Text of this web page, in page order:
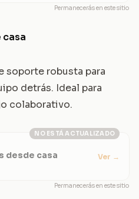
Permanecerás en este sitio
soporte robusta para
detrás. Ideal para
colaborativo.
NO ESTÁ ACTUALIZADO
desde casa Ver →
Permanecerás en este sitio